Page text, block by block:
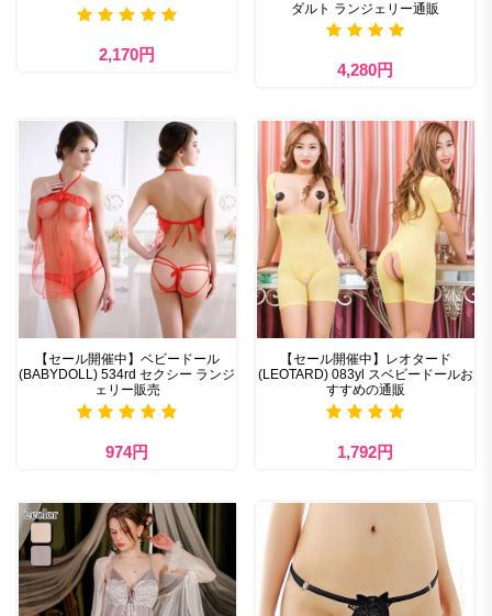
2,170円
ダルト ランジェリー通販
4,280円
【セール開催中】ベビードール
(BABYDOLL) 534rd セクシー ランジ
ェリー販売
974円
【セール開催中】レオタード
(LEOTARD) 083yl スベビードールお
すすめの通販
1,792円